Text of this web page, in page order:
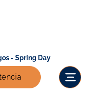
- Spring Day